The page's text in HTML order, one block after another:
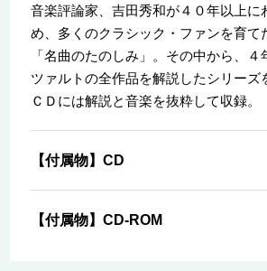
音楽評論家、吉田秀和が４０年以上に
め、多くのクラシック・ファンを育て
「名曲のたのしみ」。その中から、４
ツァルトの全作品を解説したシリーズ
ＣＤには解説と音楽を抜粋して収録。
【付属物】CD
【付属物】CD-ROM